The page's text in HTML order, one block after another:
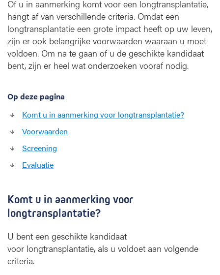
l
o
n
g
t
a
l
:
i
t
e
Of u in aanmerking komt voor een longtransplantatie,
hangt af van verschillende criteria. Omdat een
longtransplantatie een grote impact heeft op uw leven,
zijn er ook belangrijke voorwaarden waaraan u moet
voldoen. Om na te gaan of u de geschikte kandidaat
bent, zijn er heel wat onderzoeken vooraf nodig.
Op deze pagina
Komt u in aanmerking voor longtransplantatie?
Voorwaarden
Screening
Evaluatie
Komt u in aanmerking voor
longtransplantatie?
U bent een geschikte kandidaat
voor longtransplantatie, als u voldoet aan volgende
criteria.